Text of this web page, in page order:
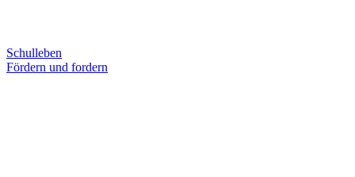
Schulleben
Fördern und fordern